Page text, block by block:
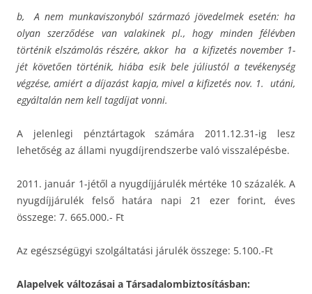
b, A nem munkaviszonyból származó jövedelmek esetén: ha
olyan szerződése van valakinek pl., hogy minden félévben
történik elszámolás részére, akkor ha a kifizetés november 1-
jét követően történik, hiába esik bele júliustól a tevékenység
végzése, amiért a díjazást kapja, mivel a kifizetés nov. 1. utáni,
egyáltalán nem kell tagdíjat vonni.
A jelenlegi pénztártagok számára 2011.12.31-ig lesz
lehetőség az állami nyugdíjrendszerbe való visszalépésbe.
2011. január 1-jétől a nyugdíjjárulék mértéke 10 százalék. A
nyugdíjjárulék felső határa napi 21 ezer forint, éves
összege: 7. 665.000.- Ft
Az egészségügyi szolgáltatási járulék összege: 5.100.-Ft
Alapelvek változásai a Társadalombiztosításban: